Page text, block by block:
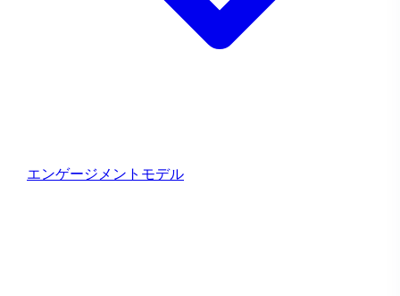
エンゲージメントモデル